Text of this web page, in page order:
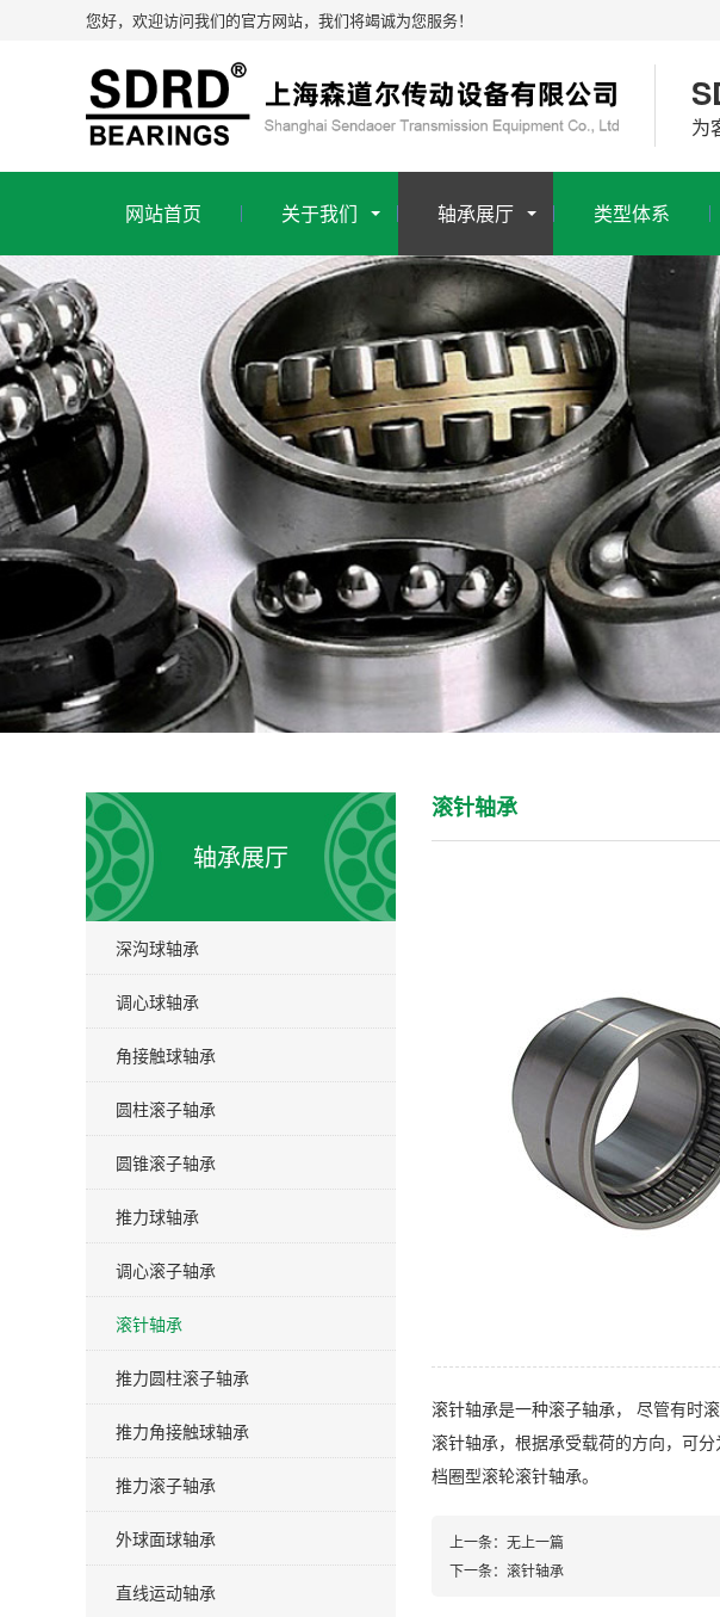
您好，欢迎访问我们的官方网站，我们将竭诚为您服务！
为
网站首页 关于我们 轴承展厅 类型体系
轴承展厅
深沟球轴承
调心球轴承
角接触球轴承
圆柱滚子轴承
圆锥滚子轴承
推力球轴承
调心滚子轴承
滚针轴承
推力圆柱滚子轴承
推力角接触球轴承
推力滚子轴承
外球面球轴承
直线运动轴承
滚针轴承
滚针轴承是一种滚子轴承， 尽管有时
滚针轴承，根据承受载荷的方向，可
档圈型滚轮滚针轴承。
上一条： 无上一篇
下一条： 滚针轴承